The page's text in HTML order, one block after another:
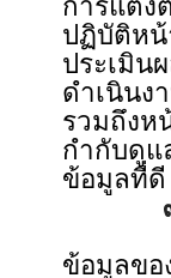
การแต่ง
ปฏิบัติหน้
ประเมิน
ดำเนินง
รวมถึงห
กำกับดูแ
ข้อมูลที่ดี
๓.๒.
ข้อมูลขอ